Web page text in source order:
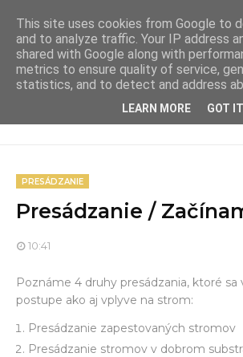
PRESÁDZANIE
Presádzanie /
10:41
Poznáme 4 druhy presádzania, ktoré sa
postupe ako aj vplyve na strom:
Presádzanie zapestovaných stromov
Presádzanie stromov v dobrom
This site uses cookies from Google to
and to analyze traffic. Your IP address
shared with Google along with
metrics to ensure quality of service,
statistics, and to detect and address
LEARN MORE GOT IT